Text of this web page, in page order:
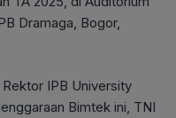
Dramaga, Bogor,
IPB University
Bimtek ini, TNI